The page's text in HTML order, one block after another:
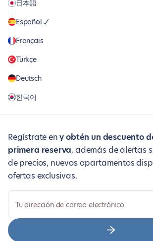
日本語
Español
Français
Türkçe
Deutsch
한국어
Regístrate eny obtén un descuento
primera reserva, además de alertas
de precios, nuevos apartamentos
ofertas exclusivas.
Tu dirección de correo electrónico